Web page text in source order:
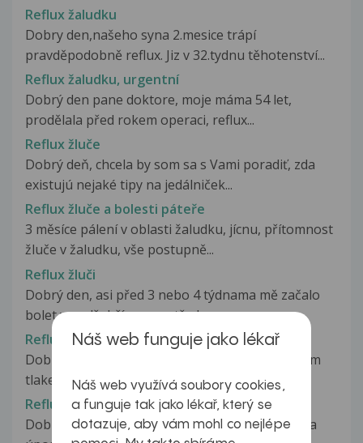
Reflux žaludku
Dobry den,našeho syna 2.mesice trápí
pravděpodobně reflux. Jiz v 32.tydnu těhotenství...
Reflux žaludku, urgentní
Dobrý den pane doktore, moje máma 54 let,
prodělala před rokem operaci, reflux...
Reflux žluče
Dobrý deň, chcela by som sa s Vami poradiť, zda
existujú nejaké tipy na jedálniček...
Reflux žluče a bolesti páteře
3 měsíce pálení v oblasti žaludku, jícnu, přítomnost
žluče v žaludku, vše postupně...
Reflux žluči
Dobrý den, asi před 3 nebo 4 týdnama mě začalo
bolet v podžebří a uprostřed...
Reflux, extraesofageální reflux
Dobrý den, již delší dobu mám potíže s podivným
tlakem v krku, který mě nutí...
Reflux, chrapot a pískání v krku
Dobrý den. Na podzim loňského roku jsem měla
Náš web funguje jako lékař
Náš web využívá soubory cookies,
a funguje tak jako lékař, který se
dotazuje, aby vám mohl co nejlépe